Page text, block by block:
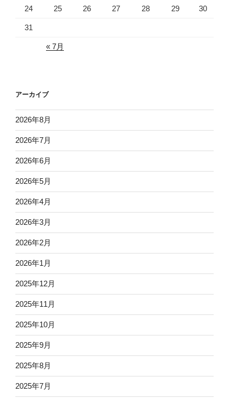
24 25 26 27 28 29 30
31
« 7月
アーカイブ
2026年8月
2026年7月
2026年6月
2026年5月
2026年4月
2026年3月
2026年2月
2026年1月
2025年12月
2025年11月
2025年10月
2025年9月
2025年8月
2025年7月